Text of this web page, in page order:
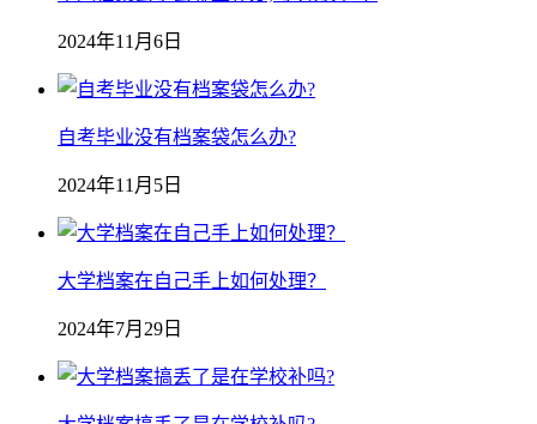
2024年11月6日
自考毕业没有档案袋怎么办?
2024年11月5日
大学档案在自己手上如何处理？
2024年7月29日